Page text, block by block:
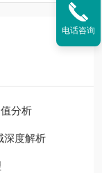
分析
深度解析
电话咨询